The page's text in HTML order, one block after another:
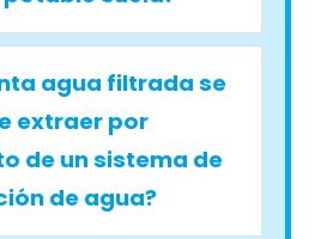
agua filtrada se
extraer por
de un sistema de
de agua?